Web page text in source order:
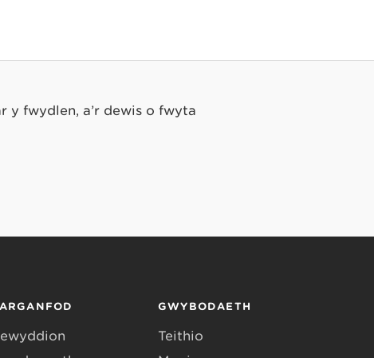
y fwydlen, a’r dewis o fwyta
GWYBODAETH
Teithio